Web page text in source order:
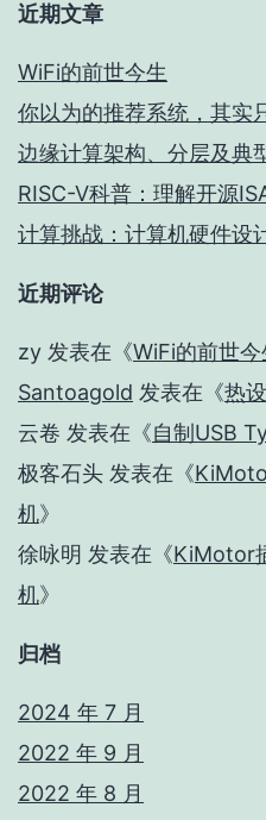
近期文章
WiFi的前世今生
你以为的推荐系统，其实
边缘计算架构、分层及典
RISC-V科普：理解开源
计算挑战：计算机硬件设
近期评论
zy 发表在《WiFi的前世今
Santoagold 发表在《热
云卷 发表在《自制USB
极客石头 发表在《
机》
徐咏明 发表在《KiMotor
机》
归档
2024 年 7 月
2022 年 9 月
2022 年 8 月